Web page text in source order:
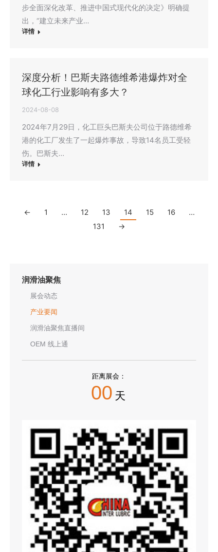
步全面深化改革、推进中国式现代化的决定》明确提
出，“建立未来产业…
详情
深度分析！巴斯夫路德维希港爆炸对全
球化工行业影响有多大？
2024-08-08
2024年7月29日，化工巨头巴斯夫公司位于路德维希
港的化工厂发生了一起爆炸事故，导致14名员工受轻
伤。巴斯夫…
详情
← 1 … 12 13 14 15 16
…
131
→
润滑油聚焦
展会动态
产业要闻
润滑油聚焦直播间
OEM 线上通
距离展会：
00 天